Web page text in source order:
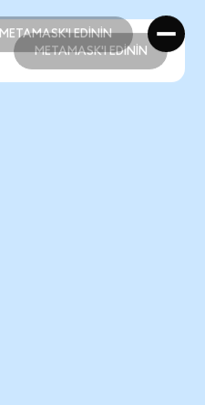
METAMASK'I EDİNİN
METAMASK'I EDİNİN
METAMASK'I EDİNİN